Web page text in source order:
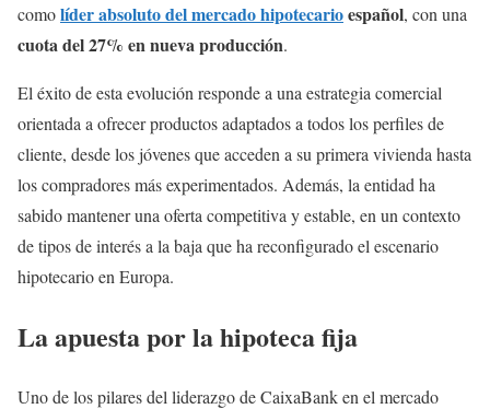
comolíder absoluto del mercado hipotecarioespañol, con una
cuota del 27% en nueva producción.
El éxito de esta evolución responde a una estrategia comercial
orientada a ofrecer productos adaptados a todos los perfiles de
cliente, desde los jóvenes que acceden a su primera vivienda hasta
los compradores más experimentados. Además, la entidad ha
sabido mantener una oferta competitiva y estable, en un contexto
de tipos de interés a la baja que ha reconfigurado el escenario
hipotecario en Europa.
La apuesta por la hipoteca fija
Uno de los pilares del liderazgo de CaixaBank en el mercado